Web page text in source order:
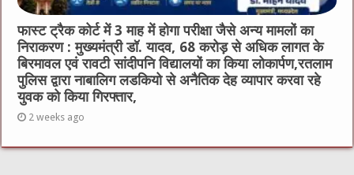
फास्ट ट्रैक कोर्ट में 3 माह में होगा परीक्षा जैसे अन्य मामलों का
निराकरण : मुख्यमंत्री डॉ. यादव, 68 करोड़ से अधिक लागत के
बिरमावल एवं रावटी सांदीपनि विद्यालयों का किया लोकार्पण,रतलाम
पुलिस द्वारा नाबालिग लडकियो से अनैतिक देह व्यापार करवा रहे
युवक को किया गिरफ्तार,
2 weeks ago